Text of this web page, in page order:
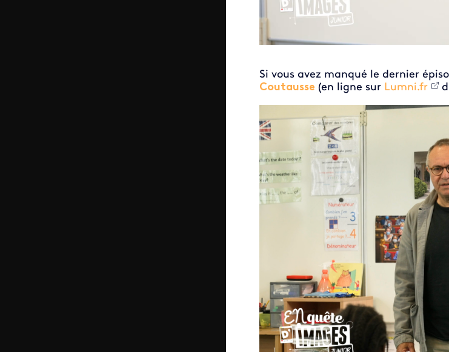
Si vous avez manqué le dernier
Coutausse (en ligne sur Lumni.fr